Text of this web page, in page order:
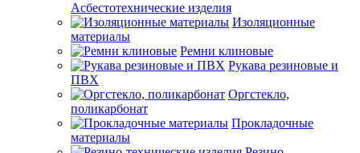
Асбестотехнические изделия
Изоляционные
материалы
Ремни клиновые
Рукава резиновые и
ПВХ
Оргстекло,
поликарбонат
Прокладочные
материалы